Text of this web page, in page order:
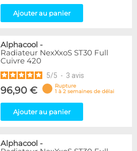
Ajouter au panier
Alphacool -
Radiateur NexXxoS ST30 Full
Cuivre 420
5/5 - 3 avis
96,90 €
Rupture
1 à 2 semaines de délai
Ajouter au panier
Alphacool -